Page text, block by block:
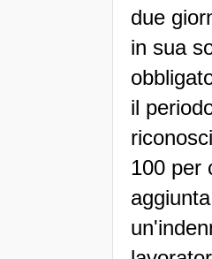
due
in sua
il
100 per